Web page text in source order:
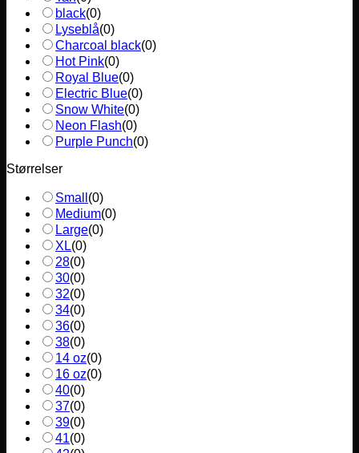
black(0)
Lyseblå(0)
Charcoal black(0)
Hot Pink(0)
Royal Blue(0)
Electric Blue(0)
Snow White(0)
Neon Flash(0)
Purple Punch(0)
Størrelser
Small (0)
Medium(0)
Large(0)
XL(0)
28(0)
30(0)
32(0)
34(0)
36(0)
38(0)
14 oz(0)
16 oz(0)
40(0)
37(0)
39(0)
41(0)